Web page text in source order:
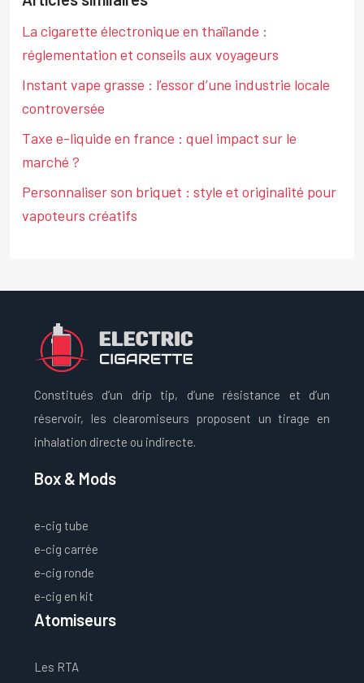
La cigarette électronique en thaïlande :
réglementation et conseils aux voyageurs
Instant vape grasse : l’essor d’une industrie locale
controversée
Taxe e-liquide en france : quel impact sur le
marché ?
Personnaliser son briquet : style et originalité pour
vapoteurs créatifs
Constitués d’un drip tip, d’une résistance et d’un
réservoir, les clearomiseurs proposent un tirage en
inhalation directe ou indirecte.
Box & Mods
e-cig tube
e-cig carrée
e-cig ronde
e-cig en kit
Atomiseurs
Les RTA